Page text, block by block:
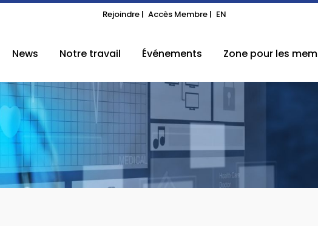
Rejoindre | Accès Membre | EN
News Notre travail Événements Zone pour les